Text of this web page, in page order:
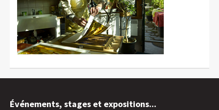
Événements, stages et expositions...